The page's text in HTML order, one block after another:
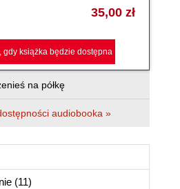
35,00 zł
gdy książka będzie dostępna
na półkę
audiobooka »
(11)